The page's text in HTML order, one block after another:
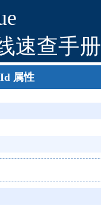
速查手册
属性